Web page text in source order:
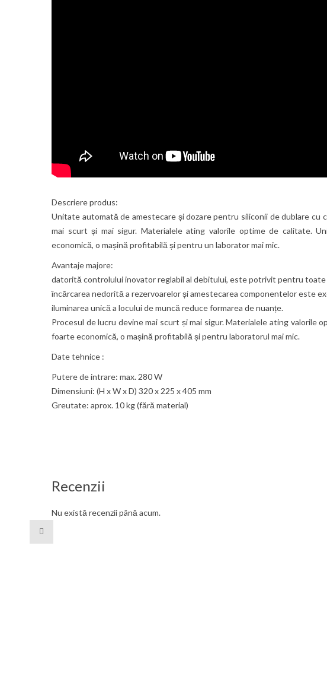
Descriere produs:
Unitate automată de amestecare și dozare pentru siliconii de dublare cu
mai scurt și mai sigur. Materialele ating valorile optime de calitate.
economică, o mașină profitabilă și pentru un laborator mai mic.
Avantaje majore:
datorită controlului inovator reglabil al debitului, este potrivit pentru toate
încărcarea nedorită a rezervoarelor și amestecarea componentelor este
iluminarea unică a locului de muncă reduce formarea de nuanțe.
Procesul de lucru devine mai scurt și mai sigur. Materialele ating
foarte economică, o mașină profitabilă și pentru laboratorul mai mic.
Date tehnice :
Putere de intrare: max. 280 W
Dimensiuni: (H x W x D) 320 x 225 x 405 mm
Greutate: aprox. 10 kg (fără material)
Recenzii
Nu există recenzii până acum.